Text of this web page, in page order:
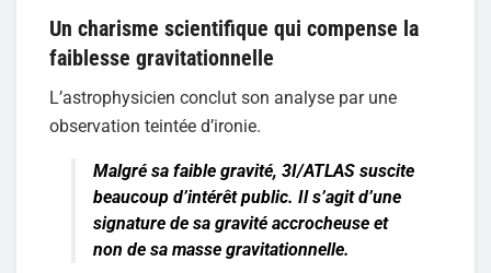
Un charisme scientifique qui compense la
faiblesse gravitationnelle
L’astrophysicien conclut son analyse par une
observation teintée d’ironie.
Malgré sa faible gravité, 3I/ATLAS suscite
beaucoup d’intérêt public. Il s’agit d’une
signature de sa gravité accrocheuse et
non de sa masse gravitationnelle.